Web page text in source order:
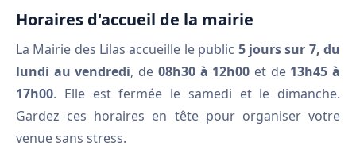
Horaires d'accueil de la mairie
La Mairie des Lilas accueille le public 5 jours sur 7, du
lundi au vendredi, de 08h30 à 12h00 et de 13h45 à
17h00. Elle est fermée le samedi et le dimanche.
Gardez ces horaires en tête pour organiser votre
venue sans stress.